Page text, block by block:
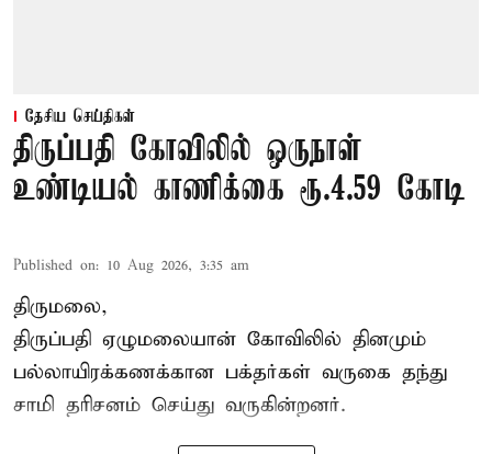
தேசிய செய்திகள்
திருப்பதி கோவிலில் ஒருநாள்
உண்டியல் காணிக்கை ரூ.4.59 கோடி
Published on: 10 Aug 2026, 3:35 am
திருமலை,
திருப்பதி ஏழுமலையான் கோவிலில் தினமும்
பல்லாயிரக்கணக்கான பக்தர்கள் வருகை தந்து
சாமி தரிசனம் செய்து வருகின்றனர்.